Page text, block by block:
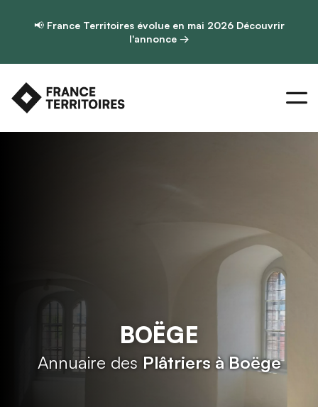
📢 France Territoires évolue en mai 2026 Découvrir
l'annonce →
BOËGE
Annuaire des Plâtriers à Boëge